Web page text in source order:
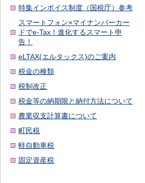
特集インボイス制度（国税庁）参考
スマートフォン×マイナンバーカー
ドでe-Tax！進化するスマート申
告！
eLTAX(エルタックス)のご案内
税金の種類
税制改正
税金等の納期限と納付方法について
農業収支計算書について
町民税
軽自動車税
固定資産税